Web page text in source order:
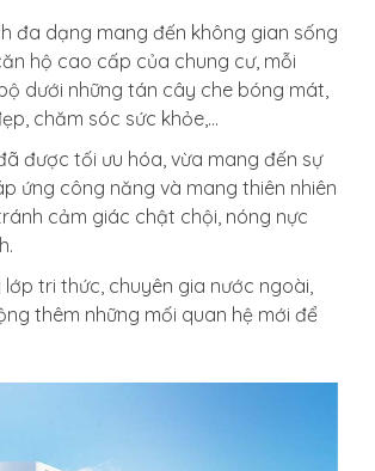
đa dạng mang đến không gian sống
hộ cao cấp của chung cư, mỗi
dưới những tán cây che bóng mát,
chăm sóc sức khỏe,…
được tối ưu hóa, vừa mang đến sự
ứng công năng và mang thiên nhiên
cảm giác chật chội, nóng nực
tri thức, chuyên gia nước ngoài,
thêm những mối quan hệ mới để